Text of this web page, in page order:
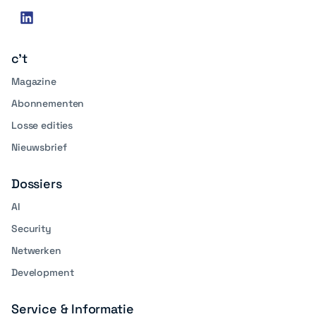
Social
linkedin
c't
Magazine
Abonnementen
Losse edities
Nieuwsbrief
Dossiers
AI
Security
Netwerken
Development
Service & Informatie